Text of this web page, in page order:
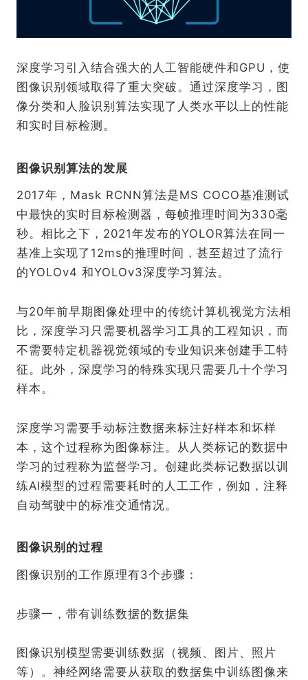
深度学习引入结合强大的人工智能硬件和GPU，使
图像识别领域取得了重大突破。通过深度学习，图
像分类和人脸识别算法实现了人类水平以上的性能
和实时目标检测。
图像识别算法的发展
2017年，Mask RCNN算法是MS COCO基准测试
中最快的实时目标检测器，每帧推理时间为330毫
秒。相比之下，2021年发布的YOLOR算法在同一
基准上实现了12ms的推理时间，甚至超过了流行
的YOLOv4 和YOLOv3深度学习算法。
与20年前早期图像处理中的传统计算机视觉方法相
比，深度学习只需要机器学习工具的工程知识，而
不需要特定机器视觉领域的专业知识来创建手工特
征。此外，深度学习的特殊实现只需要几十个学习
样本。
深度学习需要手动标注数据来标注好样本和坏样
本，这个过程称为图像标注。从人类标记的数据中
学习的过程称为监督学习。创建此类标记数据以训
练AI模型的过程需要耗时的人工工作，例如，注释
自动驾驶中的标准交通情况。
图像识别的过程
图像识别的工作原理有3个步骤：
步骤一，带有训练数据的数据集
图像识别模型需要训练数据（视频、图片、照片
等）。神经网络需要从获取的数据集中训练图像来